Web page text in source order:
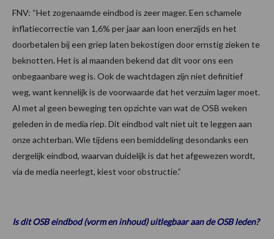
FNV: “Het zogenaamde eindbod is zeer mager. Een schamele
inflatiecorrectie van 1,6% per jaar aan loon enerzijds en het
doorbetalen bij een griep laten bekostigen door ernstig zieken te
beknotten. Het is al maanden bekend dat dit voor ons een
onbegaanbare weg is. Ook de wachtdagen zijn niet definitief
weg, want kennelijk is de voorwaarde dat het verzuim lager moet.
Al met al geen beweging ten opzichte van wat de OSB weken
geleden in de media riep. Dit eindbod valt niet uit te leggen aan
onze achterban. Wie tijdens een bemiddeling desondanks een
dergelijk eindbod, waarvan duidelijk is dat het afgewezen wordt,
via de media neerlegt, kiest voor obstructie.”
Is dit OSB eindbod (vorm en inhoud) uitlegbaar aan de OSB leden?